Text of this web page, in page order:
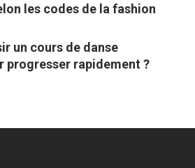
les codes de la fashion
un cours de danse
progresser rapidement ?